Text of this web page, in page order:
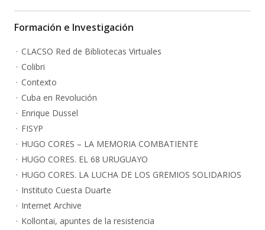
Formación e Investigación
CLACSO Red de Bibliotecas Virtuales
Colibri
Contexto
Cuba en Revolución
Enrique Dussel
FISYP
HUGO CORES – LA MEMORIA COMBATIENTE
HUGO CORES. EL 68 URUGUAYO
HUGO CORES. LA LUCHA DE LOS GREMIOS SOLIDARIOS
Instituto Cuesta Duarte
Internet Archive
Kollontai, apuntes de la resistencia